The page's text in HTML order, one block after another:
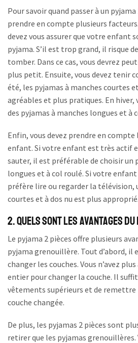
Pour savoir quand passer à un pyjama
prendre en compte plusieurs
devez vous assurer que votre enfant
pyjama. S’il est trop grand, il risque
tomber. Dans ce cas, vous devrez
plus petit. Ensuite, vous devez tenir
été, les pyjamas à manches courtes
agréables et plus pratiques. En
des pyjamas à manches longues et à
Enfin, vous devez prendre en compte
enfant. Si votre enfant est très actif
sauter, il est préférable de choisir un
longues et à col roulé. Si votre
préfère lire ou regarder la télévision,
courtes et à dos nu est plus approprié.
2. Quels sont les avantages du
Le pyjama 2 pièces offre plusieurs
pyjama grenouillère. Tout d’abord, il
changer les couches. Vous n’avez
entier pour changer la couche. Il suffit
vêtements supérieurs et de remettre
couche changée.
De plus, les pyjamas 2 pièces sont
retirer que les pyjamas grenouillères.